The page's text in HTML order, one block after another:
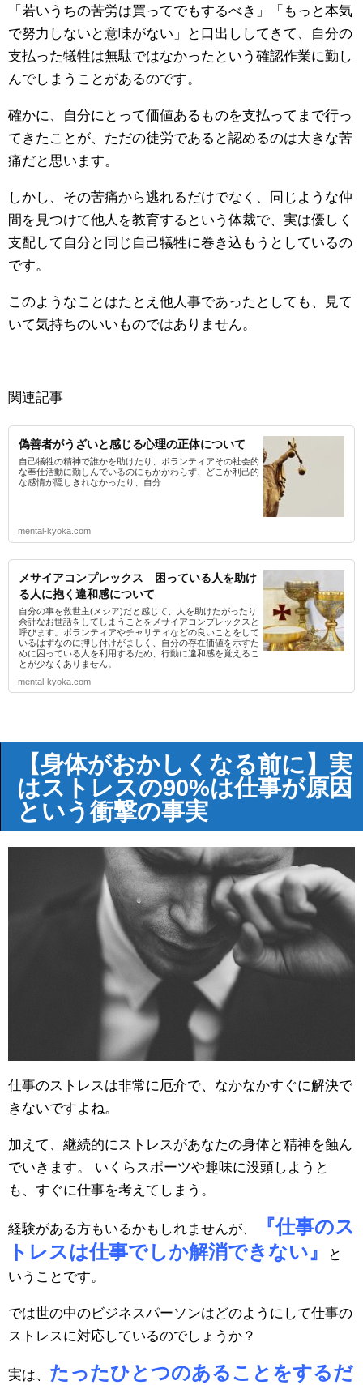
「若いうちの苦労は買ってでもするべき」「もっと本気
で努力しないと意味がない」と口出ししてきて、自分の
支払った犠牲は無駄ではなかったという確認作業に勤し
んでしまうことがあるのです。
確かに、自分にとって価値あるものを支払ってまで行っ
てきたことが、ただの徒労であると認めるのは大きな苦
痛だと思います。
しかし、その苦痛から逃れるだけでなく、同じような仲
間を見つけて他人を教育するという体裁で、実は優しく
支配して自分と同じ自己犠牲に巻き込もうとしているの
です。
このようなことはたとえ他人事であったとしても、見て
いて気持ちのいいものではありません。
関連記事
偽善者がうざいと感じる心理の正体について
自己犠牲の精神で誰かを助けたり、ボランティアその社会的
な奉仕活動に勤しんでいるのにもかかわらず、どこか利己的
な感情が隠しきれなかったり、自分
mental-kyoka.com
メサイアコンプレックス 困っている人を助け
る人に抱く違和感について
自分の事を救世主(メシア)だと感じて、人を助けたがったり
余計なお世話をしてしまうことをメサイアコンプレックスと
呼びます。ボランティアやチャリティなどの良いことをして
いるはずなのに押し付けがましく、自分の存在価値を示すた
めに困っている人を利用するため、行動に違和感を覚えるこ
とが少なくありません。
mental-kyoka.com
【身体がおかしくなる前に】実
はストレスの90%は仕事が原因
という衝撃の事実
仕事のストレスは非常に厄介で、なかなかすぐに解決で
きないですよね。
加えて、継続的にストレスがあなたの身体と精神を蝕ん
でいきます。 いくらスポーツや趣味に没頭しようと
も、すぐに仕事を考えてしまう。
経験がある方もいるかもしれませんが、
『仕事のス
トレスは仕事でしか解消できない』
と
いうことです。
では世の中のビジネスパーソンはどのようにして仕事の
ストレスに対応しているのでしょうか？
実は、 たったひとつのあることをするだ